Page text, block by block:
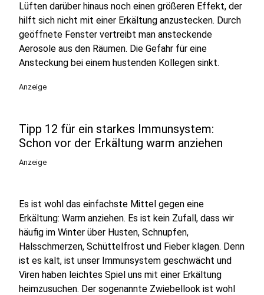
Lüften darüber hinaus noch einen größeren Effekt, der
hilft sich nicht mit einer Erkältung anzustecken. Durch
geöffnete Fenster vertreibt man ansteckende
Aerosole aus den Räumen. Die Gefahr für eine
Ansteckung bei einem hustenden Kollegen sinkt.
Anzeige
Tipp 12 für ein starkes Immunsystem:
Schon vor der Erkältung warm anziehen
Anzeige
Es ist wohl das einfachste Mittel gegen eine
Erkältung: Warm anziehen. Es ist kein Zufall, dass wir
häufig im Winter über Husten, Schnupfen,
Halsschmerzen, Schüttelfrost und Fieber klagen. Denn
ist es kalt, ist unser Immunsystem geschwächt und
Viren haben leichtes Spiel uns mit einer Erkältung
heimzusuchen. Der sogenannte Zwiebellook ist wohl